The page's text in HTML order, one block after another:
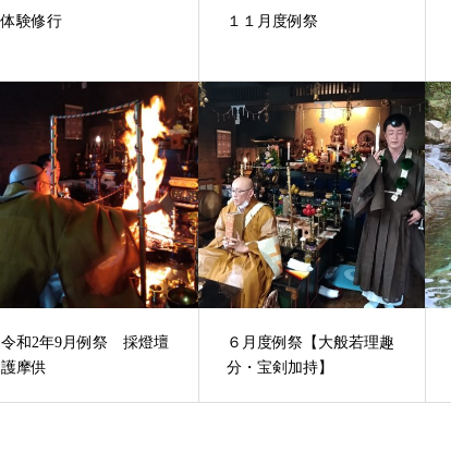
体験修行 １１月度例祭
令和2年9月例祭 採燈壇
護摩供
６月度例祭【大般若理趣
分・宝剣加持】